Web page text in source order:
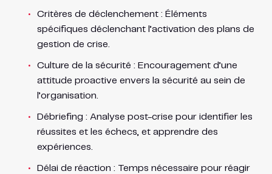
Critères de déclenchement : Éléments
spécifiques déclenchant l’activation des plans de
gestion de crise.
Culture de la sécurité : Encouragement d’une
attitude proactive envers la sécurité au sein de
l’organisation.
Débriefing : Analyse post-crise pour identifier les
réussites et les échecs, et apprendre des
expériences.
Délai de réaction : Temps nécessaire pour réagir